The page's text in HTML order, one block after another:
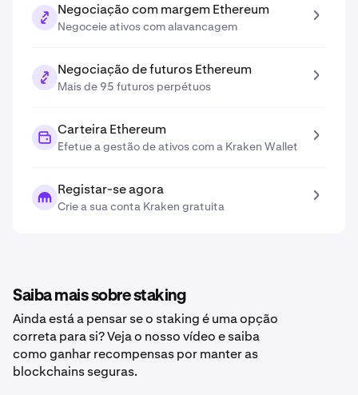
Negociação com margem Ethereum
Negoceie ativos com alavancagem
Negociação de futuros Ethereum
Mais de 95 futuros perpétuos
Carteira Ethereum
Efetue a gestão de ativos com a Kraken Wallet
Registar-se agora
Crie a sua conta Kraken gratuita
Saiba mais sobre staking
Ainda está a pensar se o staking é uma opção
correta para si? Veja o nosso vídeo e saiba
como ganhar recompensas por manter as
blockchains seguras.